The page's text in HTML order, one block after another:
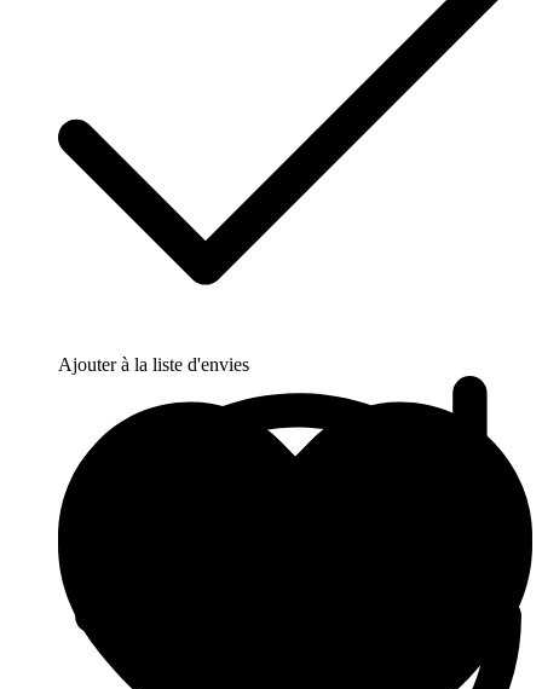
Ajouter à la liste d'envies